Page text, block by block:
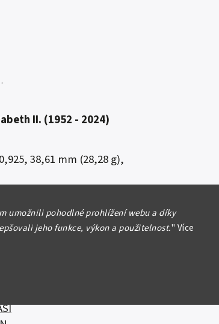
umožnili pohodlné prohlížení webu a díky
jeho funkce, výkon a použitelnost." Více
II. (1952 - 2024)
38,61 mm (28,28 g),